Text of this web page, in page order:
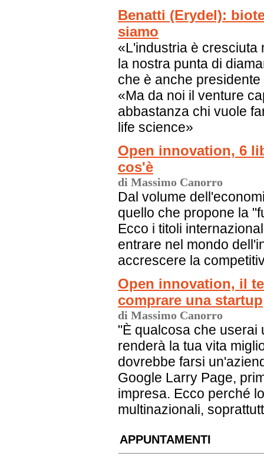
Benatti (Erydel):
siamo
«L'industria è cresciuta
la nostra punta di
che è anche
«Ma da noi il venture
abbastanza chi vuole
life science»
Open innovation, 6
cos'è
di Massimo Canorro
Dal volume
quello che propone la
Ecco i titoli
entrare nel mondo
accrescere la
Open innovation, il
comprare una startup
di Massimo Canorro
"È qualcosa che userai
renderà la tua vita
dovrebbe farsi
Google Larry Page,
impresa. Ecco perché
multinazionali,
APPUNTAMENTI